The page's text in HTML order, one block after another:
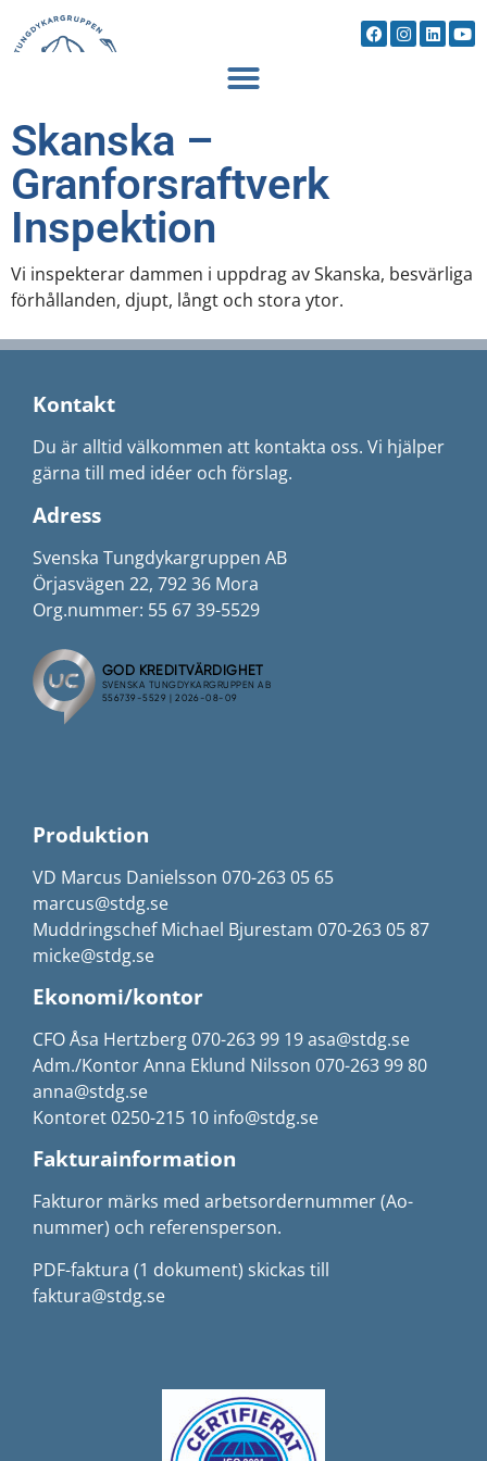
Skanska –
Granforsraftverk
Inspektion
Vi inspekterar dammen i uppdrag av Skanska, besvärliga
förhållanden, djupt, långt och stora ytor.
Kontakt
Du är alltid välkommen att kontakta oss. Vi hjälper
gärna till med idéer och förslag.
Adress
Svenska Tungdykargruppen AB
Örjasvägen 22, 792 36 Mora
Org.nummer: 55 67 39-5529
Produktion
VD Marcus Danielsson 070-263 05 65
marcus@stdg.se
Muddringschef Michael Bjurestam 070-263 05 87
micke@stdg.se
Ekonomi/kontor
CFO Åsa Hertzberg 070-263 99 19 asa@stdg.se
Adm./Kontor Anna Eklund Nilsson 070-263 99 80
anna@stdg.se
Kontoret 0250-215 10 info@stdg.se
Fakturainformation
Fakturor märks med arbetsordernummer (Ao-
nummer) och referensperson.
PDF-faktura (1 dokument) skickas till
faktura@stdg.se